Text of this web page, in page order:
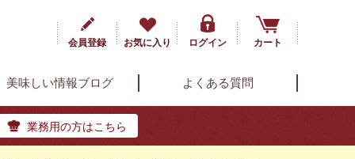
会員登録
お気に入り ログイン カート
美味しい情報ブログ よくある質問
業務用の方はこちら